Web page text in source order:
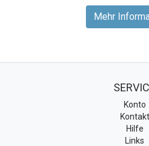
Mehr
Konto
Kontakt
Hilfe
Links